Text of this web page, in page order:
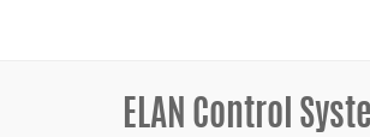
ELAN Control